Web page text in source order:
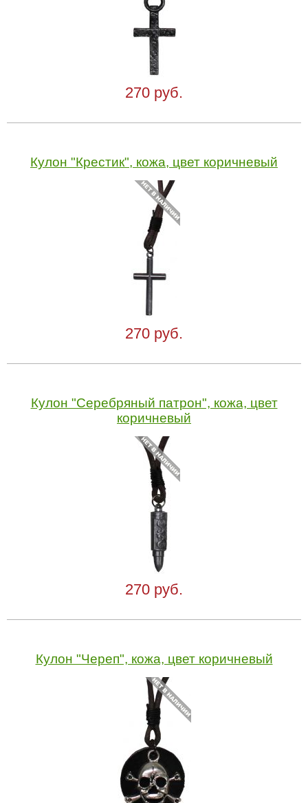
270 руб.
Кулон "Крестик", кожа, цвет коричневый
270 руб.
Кулон "Серебряный патрон", кожа, цвет
коричневый
270 руб.
Кулон "Череп", кожа, цвет коричневый